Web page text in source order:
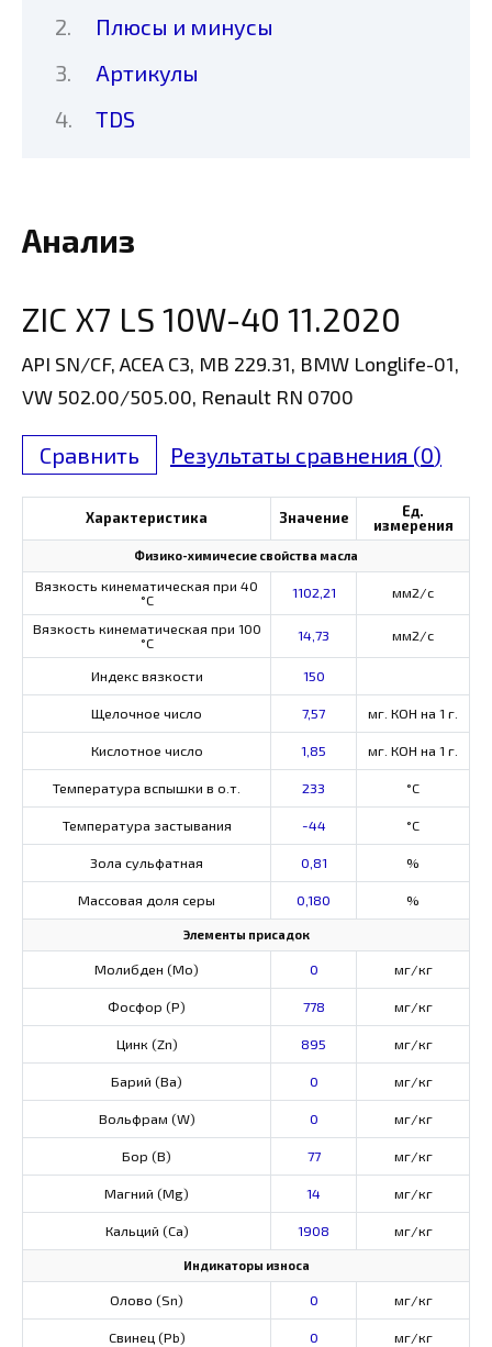
Плюсы и минусы
Артикулы
TDS
Анализ
ZIC X7 LS 10W-40 11.2020
API SN/CF, ACEA C3, MB 229.31, BMW Longlife-01,
VW 502.00/505.00, Renault RN 0700
Сравнить Результаты сравнения (0)
Характеристика Значение
Ед.
измерения
Физико-химичесие свойства масла
Вязкость кинематическая при 40
°С
1102,21 мм2/с
Вязкость кинематическая при 100
°С
14,73 мм2/с
Индекс вязкости 150
Щелочное число 7,57 мг. КОН на 1 г.
Кислотное число 1,85 мг. КОН на 1 г.
Температура вспышки в о.т. 233 °C
Температура застывания -44 °C
Зола сульфатная 0,81 %
Массовая доля серы 0,180 %
Элементы присадок
Молибден (Мо) 0 мг/кг
Фосфор (Р) 778 мг/кг
Цинк (Zn) 895 мг/кг
Барий (Ва) 0 мг/кг
Вольфрам (W) 0 мг/кг
Бор (В) 77 мг/кг
Магний (Mg) 14 мг/кг
Кальций (Са) 1908 мг/кг
Индикаторы износа
Олово (Sn) 0 мг/кг
Свинец (Pb) 0 мг/кг